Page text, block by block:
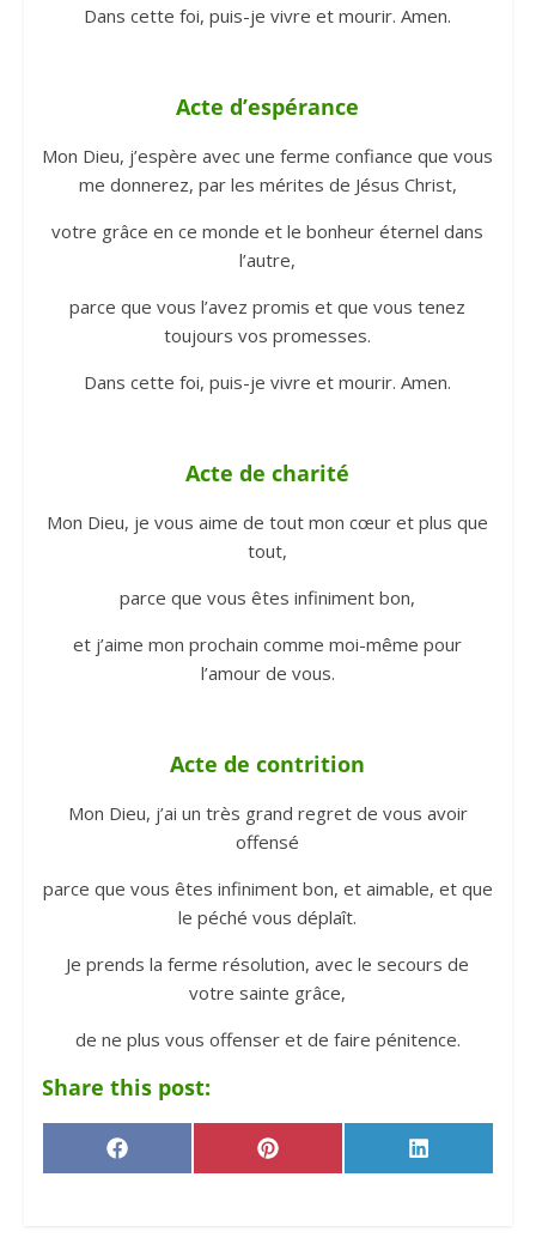
Dans cette foi, puis-je vivre et mourir. Amen.
Acte d’espérance
Mon Dieu, j’espère avec une ferme confiance que vous
me donnerez, par les mérites de Jésus Christ,
votre grâce en ce monde et le bonheur éternel dans
l’autre,
parce que vous l’avez promis et que vous tenez
toujours vos promesses.
Dans cette foi, puis-je vivre et mourir. Amen.
Acte de charité
Mon Dieu, je vous aime de tout mon cœur et plus que
tout,
parce que vous êtes infiniment bon,
et j’aime mon prochain comme moi-même pour
l’amour de vous.
Acte de contrition
Mon Dieu, j’ai un très grand regret de vous avoir
offensé
parce que vous êtes infiniment bon, et aimable, et que
le péché vous déplaît.
Je prends la ferme résolution, avec le secours de
votre sainte grâce,
de ne plus vous offenser et de faire pénitence.
Share this post:
F
a
P
i
L
i